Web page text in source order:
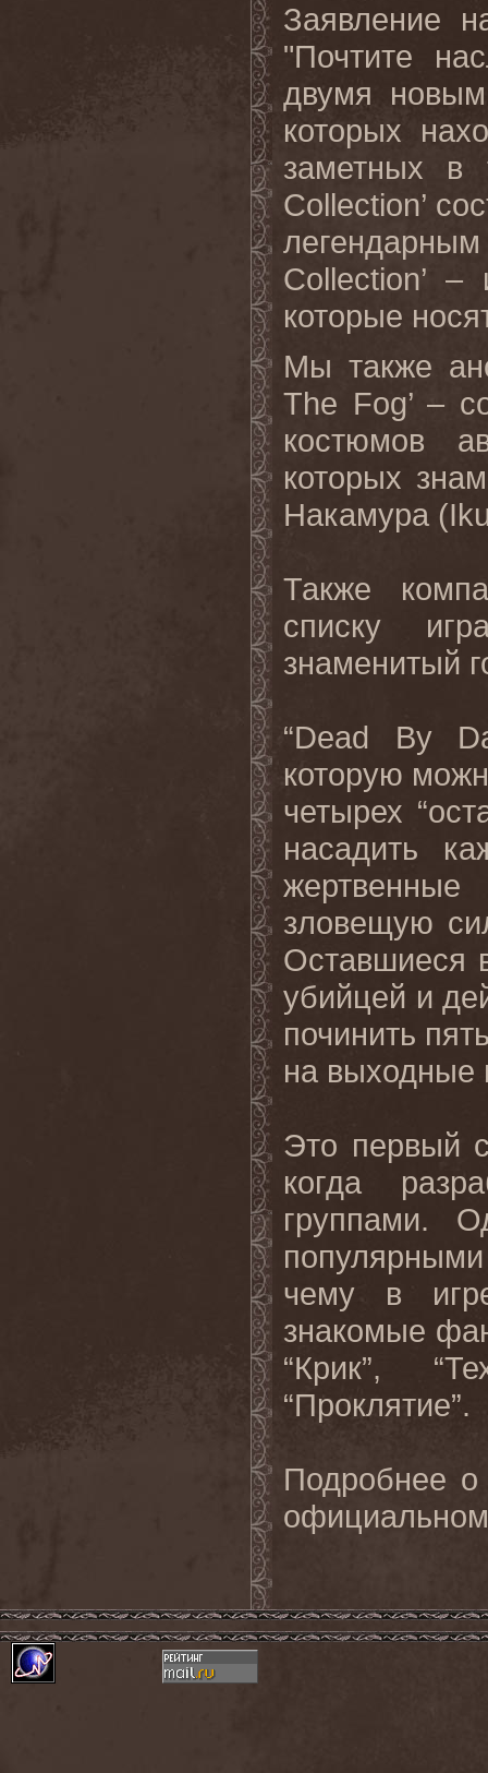
Заявление
"Почтите
двумя
которых
заметных в
Collection’
Collection’ –
которые
Мы также
The Fog’ –
костюмов
которых
Накамура (
Также
списку
знаменитый
“Dead By
которую
четырех
насадить
зловещую
Оставшиеся
убийцей и
починить
на выходные
Это первый
когда
группами.
чему в
знакомые
“Крик”,
“Проклятие”.
Подробнее о